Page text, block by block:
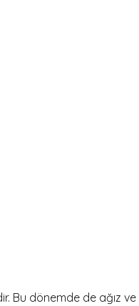
dönemde de ağız